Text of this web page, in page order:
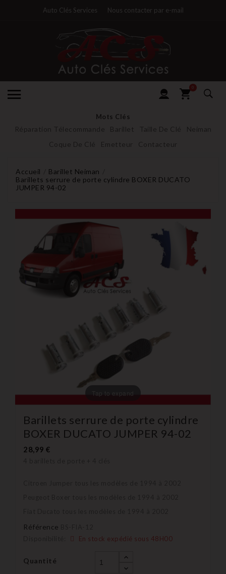
Auto Clés Services Nous contacter par e-mail
0
Mots Clés
Réparation Télecommande Barillet Taille De Clé
Neiman
Coque De Clé
Emetteur Contacteur
Accueil
Barillet Neiman
Barillets serrure de porte cylindre BOXER DUCATO
JUMPER 94-02
Tap to expand
Barillets serrure de porte cylindre
BOXER DUCATO JUMPER 94-02
28,99 €
Référence
En stock expédié sous 48H00
Quantité